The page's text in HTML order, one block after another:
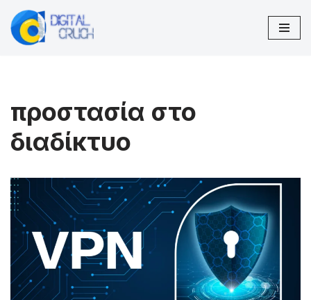
Μεταπηδήστε
προστασία στο
διαδίκτυο